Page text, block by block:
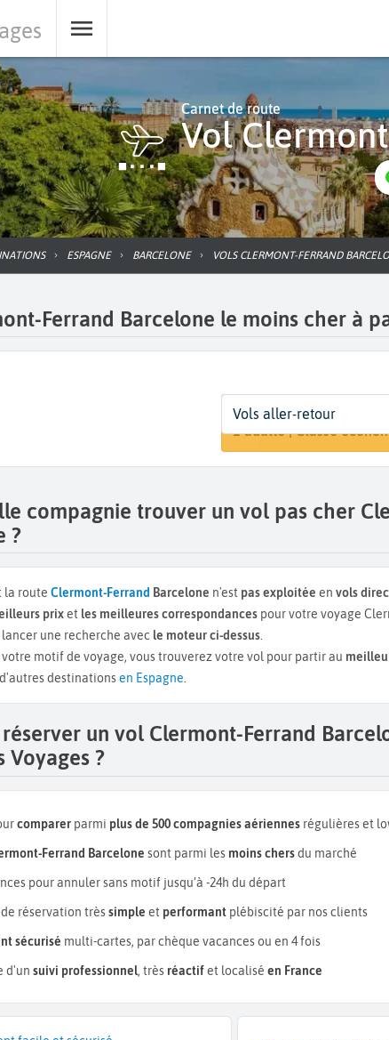
Carnet de route
Vol
ESPAGNE BARCELONE VOLS CLERMONT-FERRAND
Ferrand Barcelone le moins cher à
Départ
Clermont-Ferrand (CFE)
Dates
Dates de votre voyage
Voyageurs | Classe
1 adulte | Classe
Vols aller-retour
compagnie trouver un vol pas cher
?
la route Clermont-Ferrand Barcelone n'est pas exploitée en vols
prixet les meilleures correspondances pour votre voyage
une recherche avec le moteur ci-dessus.
motif de voyage, vous trouverez votre vol pour partir au
destinationsen Espagne.
un vol Clermont-Ferrand
Voyages ?
comparer parmi plus de 500 compagnies aériennes régulières et
Ferrand Barcelone sont parmi les moins chersdu marché
pour annuler sans motif jusqu’à -24h du départ
réservation trèssimple et performant plébiscité par nos clients
sécurisé multi-cartes, par chèque vacances ou en 4 fois
d'un suivi professionnel, très réactifet localisé en France